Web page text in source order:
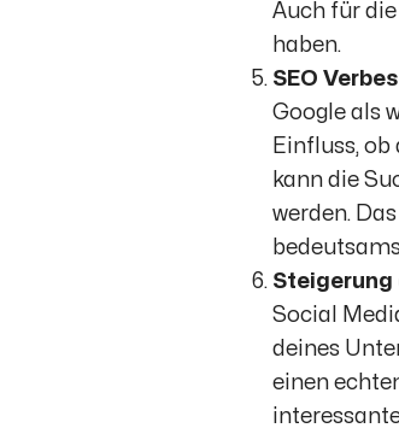
Auch für
haben.
SEO
Google als
Einfluss,
kann die
werden.
Steigerung
Social
deines
einen